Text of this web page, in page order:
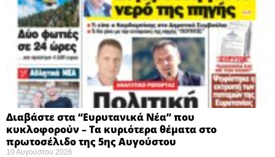
Διαβάστε στα “Ευρυτανικά Νέα” που
κυκλοφορούν – Τα κυριότερα θέματα στο
πρωτοσέλιδο της 5ης Αυγούστου
10 Αυγούστου 2026